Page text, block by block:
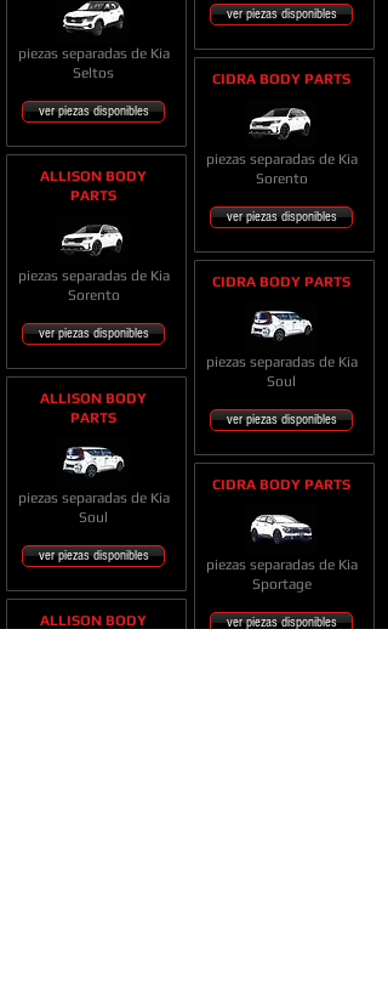
piezas separadas de Kia
Seltos
ver piezas disponibles
ALLISON BODY
PARTS
piezas separadas de Kia
Sorento
ver piezas disponibles
ALLISON BODY
PARTS
piezas separadas de Kia
Soul
ver piezas disponibles
ALLISON BODY
ver piezas disponibles
CIDRA BODY PARTS
piezas separadas de Kia
Sorento
ver piezas disponibles
CIDRA BODY PARTS
piezas separadas de Kia
Soul
ver piezas disponibles
CIDRA BODY PARTS
piezas separadas de Kia
Sportage
ver piezas disponibles